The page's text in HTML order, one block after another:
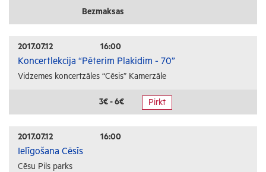
Bezmaksas
2017.07.12 16:00
Koncertlekcija “Pēterim Plakidim - 70”
Vidzemes koncertzāles “Cēsis” Kamerzāle
3€ - 6€ Pirkt
2017.07.12 16:00
Ielīgošana Cēsīs
Cēsu Pils parks